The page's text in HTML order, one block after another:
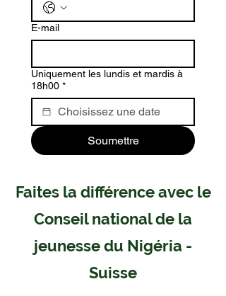
E-mail
Uniquement les lundis et mardis à
18h00 *
Soumettre
Faites la différence avec le
Conseil national de la
jeunesse du Nigéria -
Suisse